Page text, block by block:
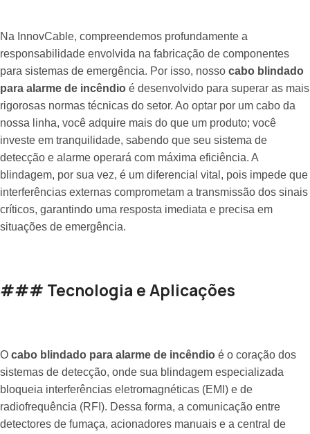
Na InnovCable, compreendemos profundamente a
responsabilidade envolvida na fabricação de componentes
para sistemas de emergência. Por isso, nosso cabo blindado
para alarme de incêndio é desenvolvido para superar as mais
rigorosas normas técnicas do setor. Ao optar por um cabo da
nossa linha, você adquire mais do que um produto; você
investe em tranquilidade, sabendo que seu sistema de
detecção e alarme operará com máxima eficiência. A
blindagem, por sua vez, é um diferencial vital, pois impede que
interferências externas comprometam a transmissão dos sinais
críticos, garantindo uma resposta imediata e precisa em
situações de emergência.
### Tecnologia e Aplicações
O cabo blindado para alarme de incêndio é o coração dos
sistemas de detecção, onde sua blindagem especializada
bloqueia interferências eletromagnéticas (EMI) e de
radiofrequência (RFI). Dessa forma, a comunicação entre
detectores de fumaça, acionadores manuais e a central de